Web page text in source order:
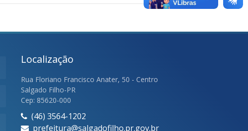
Localização
Rua Floriano Francisco Anater, 50 - Centro
Salgado Filho-PR
Cep: 85620-000
(46) 3564-1202
prefeitura@salgadofilho.pr.gov.br